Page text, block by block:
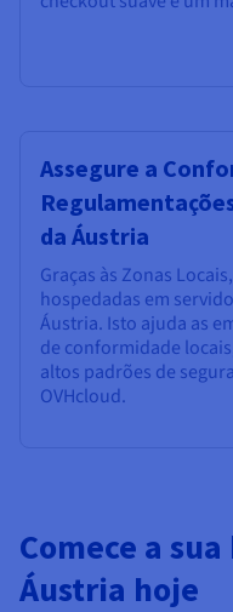
Assegure a
da Áustria
Graças às Zonas
hospedadas em
Áustria. Isto ajuda as
de conformidade
altos padrões de
OVHcloud.
Comece a
Áustria hoje